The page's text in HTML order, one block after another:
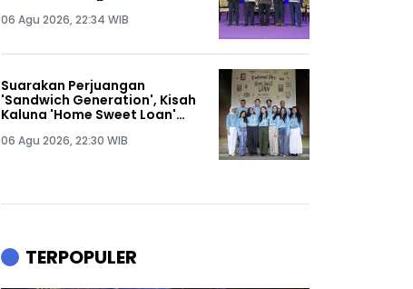
06 Agu 2026, 22:34 WIB
Suarakan Perjuangan
'Sandwich Generation', Kisah
Kaluna 'Home Sweet Loan'
Musikal
06 Agu 2026, 22:30 WIB
TERPOPULER